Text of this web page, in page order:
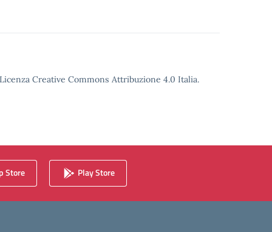
Creative Commons Attribuzione 4.0 Italia.
Store Play Store